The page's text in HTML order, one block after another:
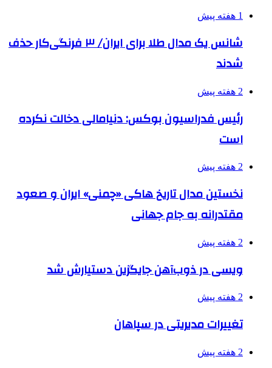
1 هفته پیش
شانس یک مدال طلا برای ایران/ ۳ فرنگی‌کار حذف
شدند
2 هفته پیش
رئیس فدراسیون بوکس: دنیامالی دخالت نکرده
است
2 هفته پیش
نخستین مدال تاریخ هاکی «چمنی» ایران و صعود
مقتدرانه به جام جهانی
2 هفته پیش
ویسی در ذوب‌آهن جایگزین دستیارش شد
2 هفته پیش
تغییرات مدیریتی در سپاهان
2 هفته پیش